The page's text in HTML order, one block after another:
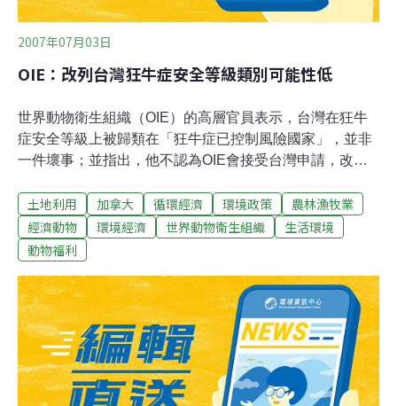
2007年07月03日
OIE：改列台灣狂牛症安全等級類別可能性低
世界動物衛生組織（OIE）的高層官員表示，台灣在狂牛
症安全等級上被歸類在「狂牛症已控制風險國家」，並非
一件壞事；並指出，他不認為OIE會接受台灣申請，改列
案例國家並列在「狂牛症已控制風險國家」，而非原申請
列為安全等級最高的「風險微不足道國家」，行政院農業
委員會動植物防疫檢疫局表示已致函OIE，要求改列台灣
的狂牛症安全等級類別。對於台灣從未發生狂牛症，且來
自美國的牛骨粉飼料也是在美國發現首宗狂牛症之前就已
進口，為何將台灣列在「已控制風險國家」類別，世界動
物衛生組織國際動物衛生法典委員會主席蒂爾曼指出：該
組織對狂牛症風險歸類的規定與程序雖然複雜，但被列在
「已控制風險國家」類別的國家，並非是基於這些國家曾
否發生過狂牛症，而是基於這些國家「已採取適當排除狂
土地利用 加拿大 循環經濟 環境政策
農林漁牧業
經濟動物
環境經濟 世界動物衛生組織
生活環境
動物福利